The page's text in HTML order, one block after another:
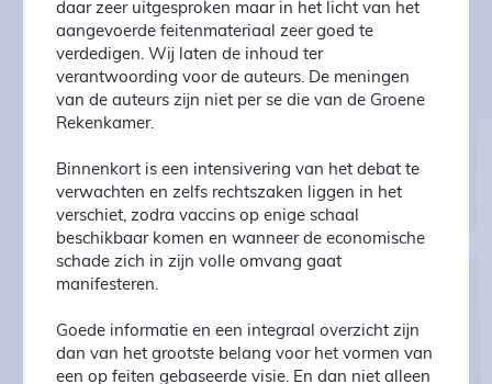
daar zeer uitgesproken maar in het licht van het
aangevoerde feitenmateriaal zeer goed te
verdedigen. Wij laten de inhoud ter
verantwoording voor de auteurs. De meningen
van de auteurs zijn niet per se die van de Groene
Rekenkamer.
Binnenkort is een intensivering van het debat te
verwachten en zelfs rechtszaken liggen in het
verschiet, zodra vaccins op enige schaal
beschikbaar komen en wanneer de economische
schade zich in zijn volle omvang gaat
manifesteren.
Goede informatie en een integraal overzicht zijn
dan van het grootste belang voor het vormen van
een op feiten gebaseerde visie. En dan niet alleen